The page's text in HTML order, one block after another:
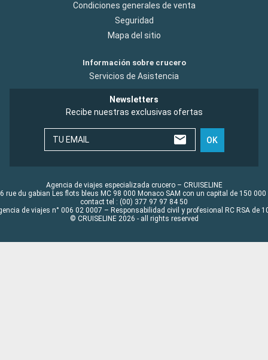
Condiciones generales de venta
Seguridad
Mapa del sitio
Información sobre crucero
Servicios de Asistencia
Newsletters
Recibe nuestras exclusivas ofertas
TU EMAIL OK
Agencia de viajes especializada crucero – CRUISELINE
rue du gabian Les flots bleus MC 98 000 Monaco SAM con un capital de 150 000
contact tel : (00) 377 97 97 84 50
de viajes n° 006 02 0007 – Responsabilidad civil y profesional RC RSA de
© CRUISELINE 2026 - all rights reserved